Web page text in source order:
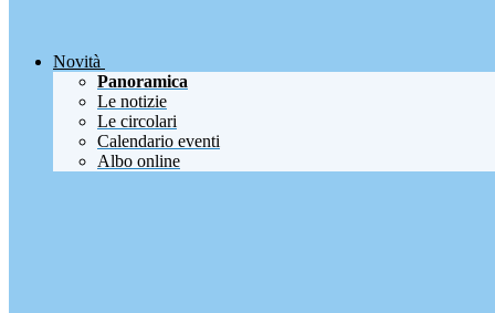
Novità
Panoramica
Le notizie
Le circolari
Calendario eventi
Albo online